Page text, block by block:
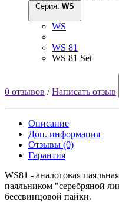
Серия:
WS
WS 81
WS 81 Set
0 отзывов /Написать отзыв
Описание
Доп. информация
Отзывы (0)
Гарантия
WS81 - аналоговая
паяльником "серебряной
бессвинцовой пайки.